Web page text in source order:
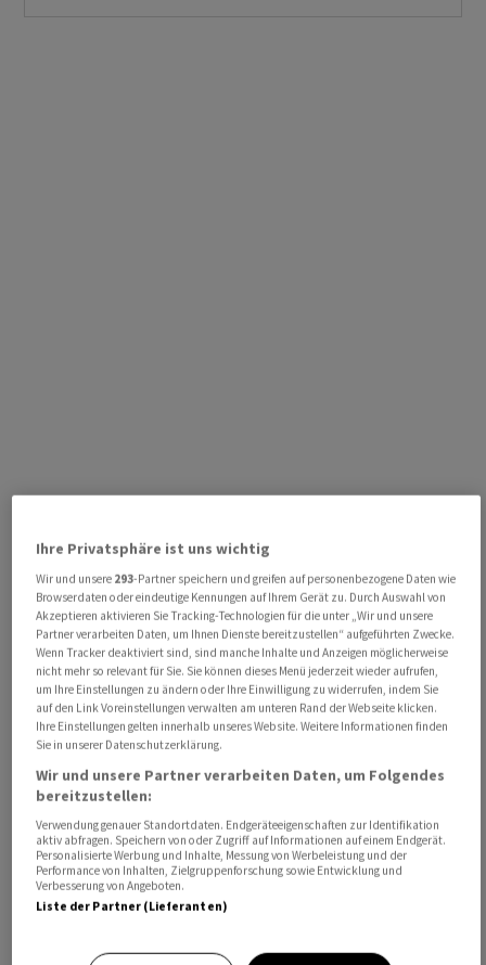
Ihre Privatsphäre ist uns wichtig
Wir und unsere 293-Partner speichern und greifen auf personenbezogene Daten wie
Browserdaten oder eindeutige Kennungen auf Ihrem Gerät zu. Durch Auswahl von
Akzeptieren aktivieren Sie Tracking-Technologien für die unter „Wir und unsere
Partner verarbeiten Daten, um Ihnen Dienste bereitzustellen“ aufgeführten Zwecke.
Wenn Tracker deaktiviert sind, sind manche Inhalte und Anzeigen möglicherweise
nicht mehr so relevant für Sie. Sie können dieses Menü jederzeit wieder aufrufen,
um Ihre Einstellungen zu ändern oder Ihre Einwilligung zu widerrufen, indem Sie
auf den Link Voreinstellungen verwalten am unteren Rand der Webseite klicken.
Ihre Einstellungen gelten innerhalb unseres Website. Weitere Informationen finden
Sie in unserer Datenschutzerklärung.
Wir und unsere Partner verarbeiten Daten, um Folgendes
bereitzustellen:
Verwendung genauer Standortdaten. Endgeräteeigenschaften zur Identifikation
aktiv abfragen. Speichern von oder Zugriff auf Informationen auf einem Endgerät.
Personalisierte Werbung und Inhalte, Messung von Werbeleistung und der
Performance von Inhalten, Zielgruppenforschung sowie Entwicklung und
Verbesserung von Angeboten.
Liste der Partner (Lieferanten)